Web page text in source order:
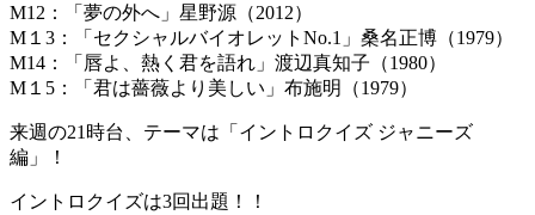
M12：「夢の外へ」星野源（2012）
M１3：「セクシャルバイオレットNo.1」桑名正博（1979）
M14：「唇よ、熱く君を語れ」渡辺真知子（1980）
M１5：「君は薔薇より美しい」布施明（1979）
来週の21時台、テーマは「イントロクイズ ジャニーズ
編」！
イントロクイズは3回出題！！